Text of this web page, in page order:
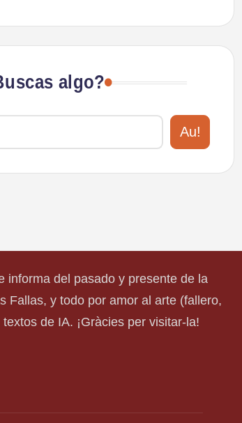
algo?
Au!
informa del pasado y presente de la
Fallas, y todo por amor al arte (fallero,
de IA. ¡Gràcies per visitar-la!